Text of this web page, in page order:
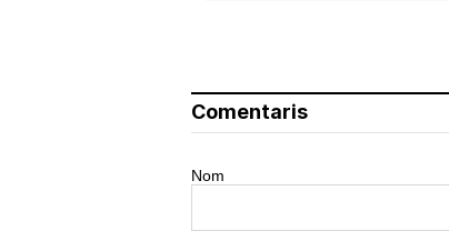
Comentaris
Nom